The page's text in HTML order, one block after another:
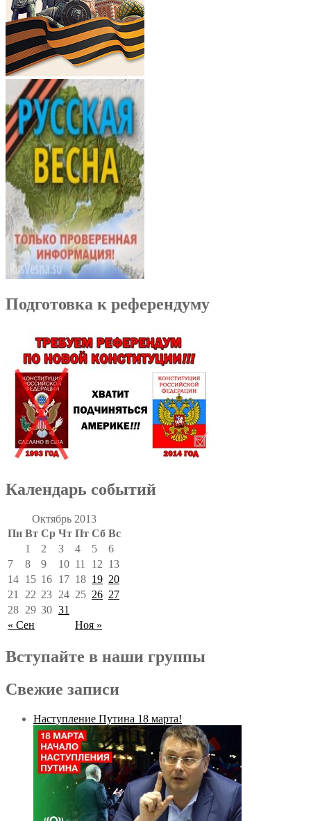
Подготовка к референдуму
Календарь событий
Октябрь 2013
Пн Вт Ср Чт Пт Сб Вс
« Сен Ноя »
1 2 3 4 5
6
7
8 9 10 11 12 13
14 15 16 17 18 19 20
21
22 23 24 25 26 27
28 29 30 31
Вступайте в наши группы
Свежие записи
Наступление Путина 18 марта!